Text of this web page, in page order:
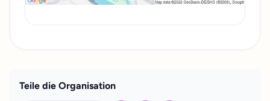
Teile die Organisation